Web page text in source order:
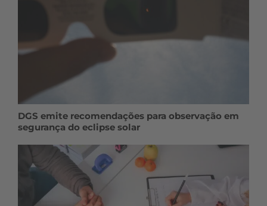
DGS emite recomendações para observação em
segurança do eclipse solar